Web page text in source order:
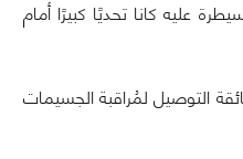
عليه كانا تحديًا كبيرًا أمام
التوصيل لمُراقبة الجسيمات